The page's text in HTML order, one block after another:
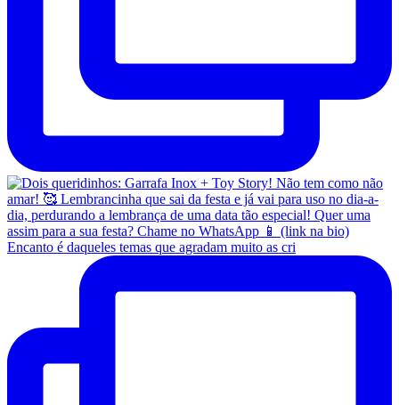
Encanto é daqueles temas que agradam muito as cri